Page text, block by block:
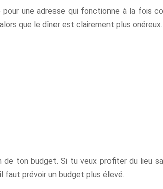
une adresse qui fonctionne à la fois
que le dîner est clairement plus onéreux.
ton budget. Si tu veux profiter du lieu
faut prévoir un budget plus élevé.